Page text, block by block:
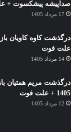
صداپیشه پیشکسوت +
17 مرداد 1405
درگذشت کاوه کاویان
علت فوت
14 مرداد 1405
1405 + علت فوت
12 مرداد 1405